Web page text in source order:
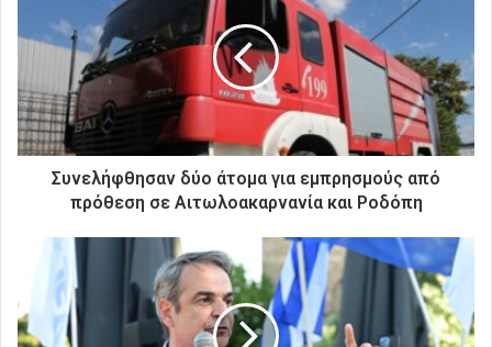
ν
λ
ε
κ
τ
σ
α
Συνελήφθησαν δύο άτομα για εμπρησμούς από
πρόθεση σε Αιτωλοακαρνανία και Ροδόπη